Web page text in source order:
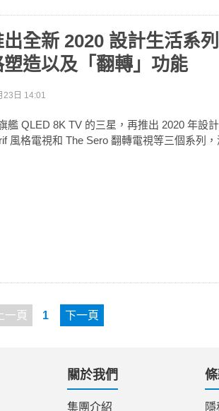
全新 2020 設計生活系
造以及「翻轉」功能
23日 14:01
艦 QLED 8K TV 的三星，再推出 2020 年設
風格電視和 The Sero 翻轉電視等三個系列
上一頁 1 下一頁
關於我們
集團介紹